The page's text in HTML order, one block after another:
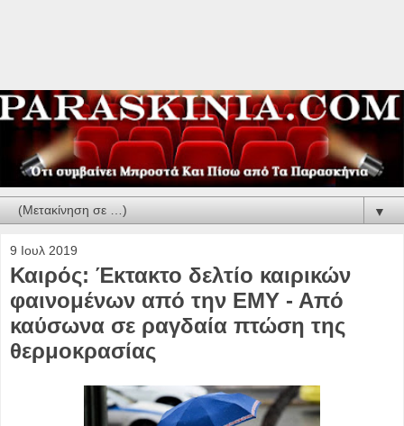
▼
9 Ιουλ 2019
Καιρός: Έκτακτο δελτίο καιρικών
φαινομένων από την ΕΜΥ - Από
καύσωνα σε ραγδαία πτώση της
θερμοκρασίας